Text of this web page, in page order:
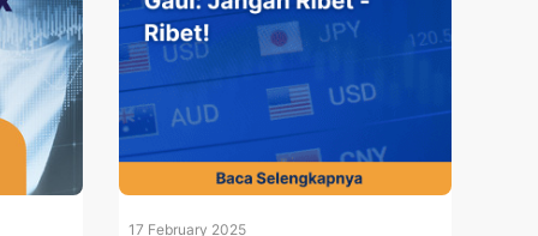
17 February 2025